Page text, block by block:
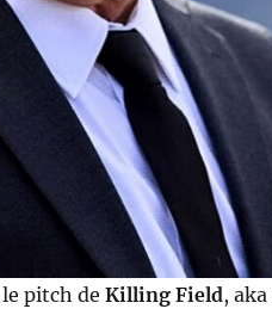
pitch de Killing Field, aka